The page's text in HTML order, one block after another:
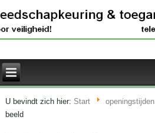
U bevindt zich hier: Start openingstijden
beeld